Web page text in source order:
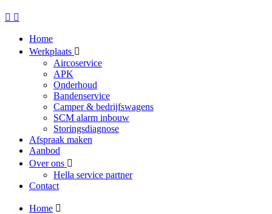
Home
Werkplaats
Aircoservice
APK
Onderhoud
Bandenservice
Camper & bedrijfswagens
SCM alarm inbouw
Storingsdiagnose
Afspraak maken
Aanbod
Over ons
Hella service partner
Contact
Home